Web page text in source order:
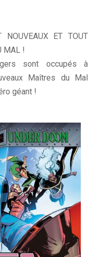
NOUVEAUX ET TOUT
MAL !
sont occupés à
Maîtres du Mal
géant !